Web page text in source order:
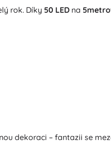
rok. Díky 50 LED na
dekoraci – fantazii se